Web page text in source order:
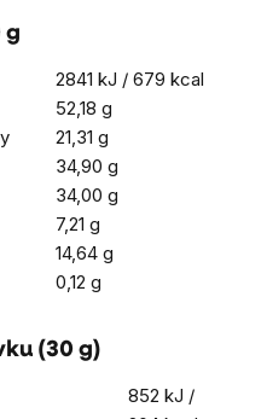
g
2841 kJ / 679 kcal
52,18 g
21,31 g
34,90 g
34,00 g
7,21 g
14,64 g
0,12 g
(30 g)
852 kJ /